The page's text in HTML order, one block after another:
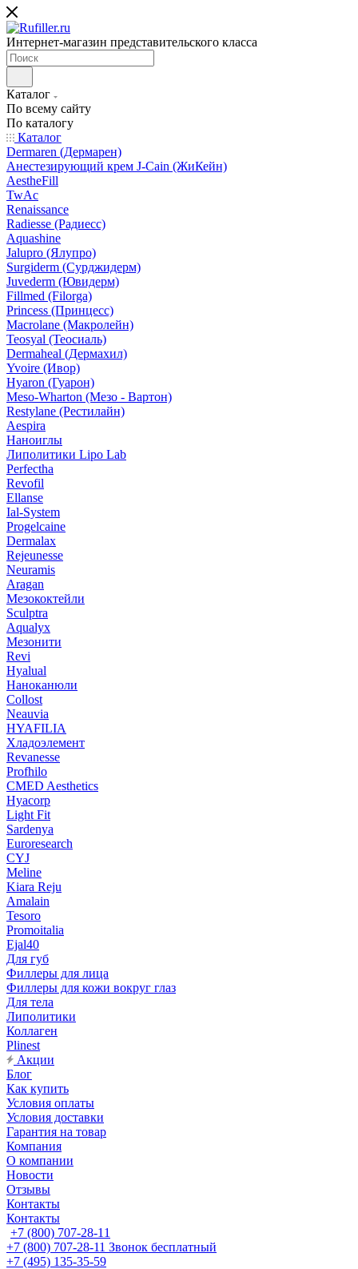
Интернет-магазин представительского класса
Каталог
По всему сайту
По каталогу
Каталог
Dermaren (Дермарен)
Анестезирующий крем J-Cain (ЖиКейн)
AestheFill
TwAc
Renaissance
Radiesse (Радиесс)
Aquashine
Jalupro (Ялупро)
Surgiderm (Сурджидерм)
Juvederm (Ювидерм)
Fillmed (Filorga)
Princess (Принцесс)
Macrolane (Макролейн)
Teosyal (Теосиаль)
Dermaheal (Дермахил)
Yvoire (Ивор)
Hyaron (Гуарон)
Meso-Wharton (Мезо - Вартон)
Restylane (Рестилайн)
Aespira
Наноиглы
Липолитики Lipo Lab
Perfectha
Revofil
Ellanse
Ial-System
Progelcaine
Dermalax
Rejeunesse
Neuramis
Aragan
Мезококтейли
Sculptra
Aqualyx
Мезонити
Revi
Hyalual
Наноканюли
Collost
Neauvia
HYAFILIA
Хладоэлемент
Revanesse
Profhilo
CMED Aesthetics
Hyacorp
Light Fit
Sardenya
Euroresearch
CYJ
Meline
Kiara Reju
Amalain
Tesoro
Promoitalia
Ejal40
Для губ
Филлеры для лица
Филлеры для кожи вокруг глаз
Для тела
Липолитики
Коллаген
Plinest
Акции
Блог
Как купить
Условия оплаты
Условия доставки
Гарантия на товар
Компания
О компании
Новости
Отзывы
Контакты
Контакты
+7 (800) 707-28-11
+7 (800) 707-28-11 Звонок бесплатный
+7 (495) 135-35-59